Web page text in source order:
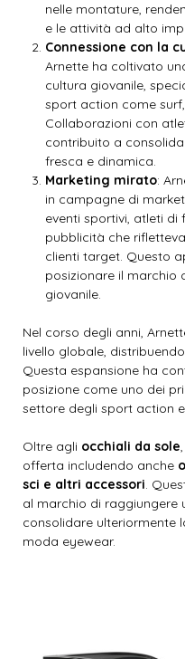
nelle montature,
e le attività ad alto
Connessione con la
Arnette ha coltivato
cultura giovanile,
sport action come
Collaborazioni con
contribuito a
fresca e dinamica.
Marketing mirato:
in campagne di
eventi sportivi, atleti
pubblicità che
clienti target. Questo
posizionare il marchio
giovanile.
Nel corso degli anni,
livello globale,
Questa espansione ha
posizione come uno dei
settore degli sport action
Oltre agli occhiali da sole
offerta includendo anche
sci e altri accessori.
al marchio di raggiungere
consolidare ulteriormente
moda eyewear.